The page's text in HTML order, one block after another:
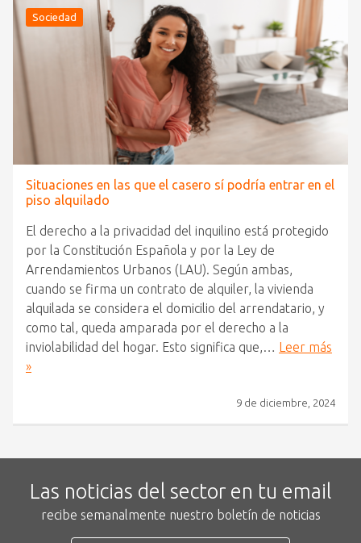
Sociedad
Situaciones en las que el casero sí podría entrar en el
piso alquilado
El derecho a la privacidad del inquilino está protegido
por la Constitución Española y por la Ley de
Arrendamientos Urbanos (LAU). Según ambas,
cuando se firma un contrato de alquiler, la vivienda
alquilada se considera el domicilio del arrendatario, y
como tal, queda amparada por el derecho a la
inviolabilidad del hogar. Esto significa que,… Leer más
»
9 de diciembre, 2024
Las noticias del sector en tu email
recibe semanalmente nuestro boletín de noticias